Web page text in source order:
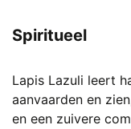
Spiritueel
Lapis Lazuli leert
aanvaarden en
en een zuivere